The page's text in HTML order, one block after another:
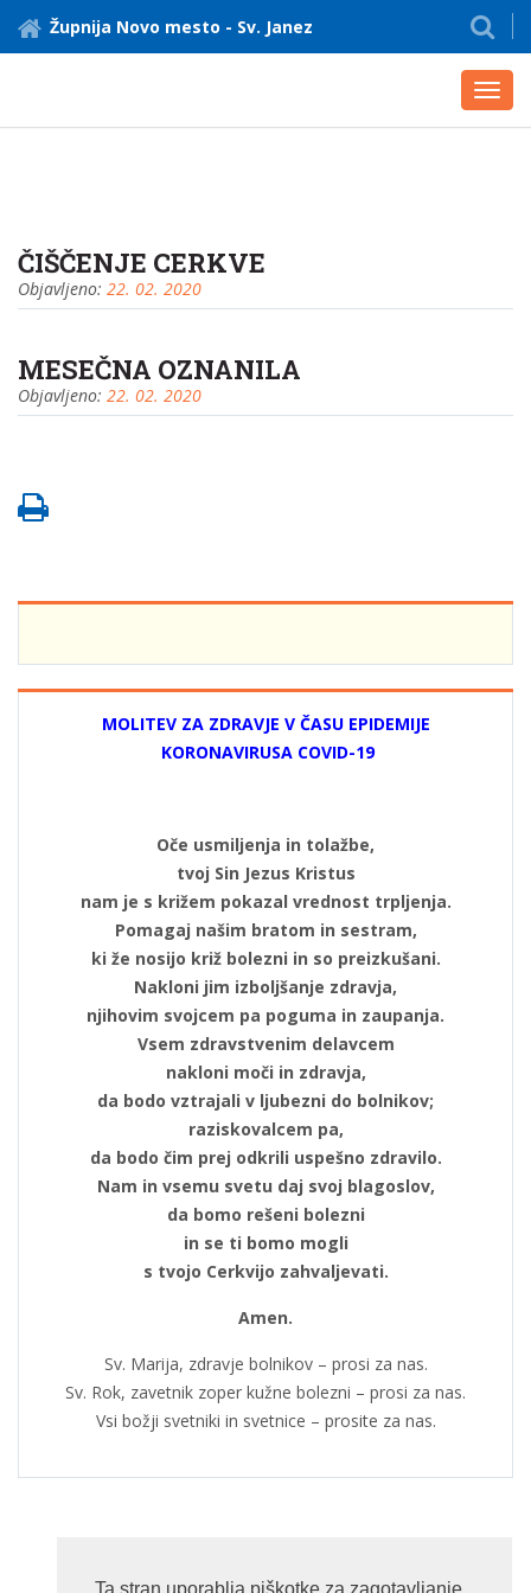
Ta stran uporablja piškotke za zagotavljanje
Župnija Novo mesto - Sv. Janez
ČIŠČENJE CERKVE
Objavljeno: 22. 02. 2020
MESEČNA OZNANILA
Objavljeno: 22. 02. 2020
MOLITEV ZA ZDRAVJE V ČASU EPIDEMIJE
KORONAVIRUSA COVID-19
Oče usmiljenja in tolažbe,
tvoj Sin Jezus Kristus
nam je s križem pokazal vrednost trpljenja.
Pomagaj našim bratom in sestram,
ki že nosijo križ bolezni in so preizkušani.
Nakloni jim izboljšanje zdravja,
njihovim svojcem pa poguma in zaupanja.
Vsem zdravstvenim delavcem
nakloni moči in zdravja,
da bodo vztrajali v ljubezni do bolnikov;
raziskovalcem pa,
da bodo čim prej odkrili uspešno zdravilo.
Nam in vsemu svetu daj svoj blagoslov,
da bomo rešeni bolezni
in se ti bomo mogli
s tvojo Cerkvijo zahvaljevati.
Amen.
Sv. Marija, zdravje bolnikov – prosi za nas.
Sv. Rok, zavetnik zoper kužne bolezni – prosi za nas.
Vsi božji svetniki in svetnice – prosite za nas.